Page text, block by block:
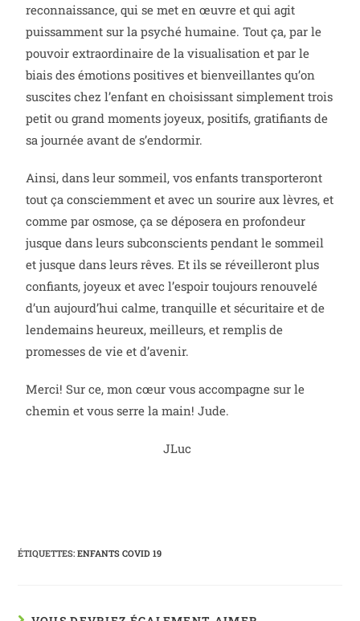
reconnaissance, qui se met en œuvre et qui agit
puissamment sur la psyché humaine. Tout ça, par le
pouvoir extraordinaire de la visualisation et par le
biais des émotions positives et bienveillantes qu’on
suscites chez l’enfant en choisissant simplement trois
petit ou grand moments joyeux, positifs, gratifiants de
sa journée avant de s’endormir.
Ainsi, dans leur sommeil, vos enfants transporteront
tout ça consciemment et avec un sourire aux lèvres, et
comme par osmose, ça se déposera en profondeur
jusque dans leurs subconscients pendant le sommeil
et jusque dans leurs rêves. Et ils se réveilleront plus
confiants, joyeux et avec l’espoir toujours renouvelé
d’un aujourd’hui calme, tranquille et sécuritaire et de
lendemains heureux, meilleurs, et remplis de
promesses de vie et d’avenir.
Merci! Sur ce, mon cœur vous accompagne sur le
chemin et vous serre la main! Jude.
JLuc
ÉTIQUETTES:ENFANTS COVID 19